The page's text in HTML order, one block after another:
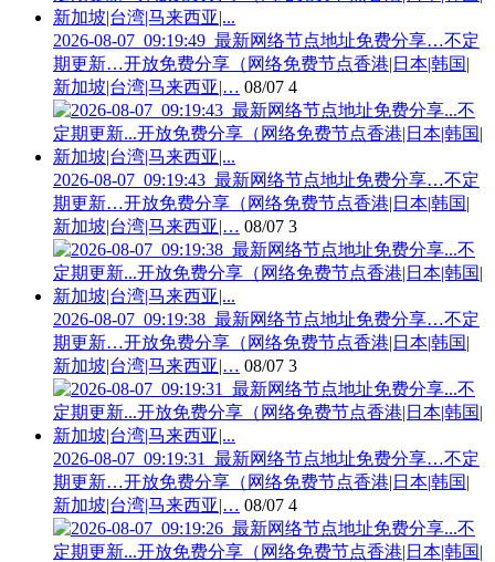
2026-08-07_09:19:49_最新网络节点地址免费分享…不定
期更新…开放免费分享（网络免费节点香港|日本|韩国|
新加坡|台湾|马来西亚|… 08/07 4
2026-08-07_09:19:43_最新网络节点地址免费分享…不定
期更新…开放免费分享（网络免费节点香港|日本|韩国|
新加坡|台湾|马来西亚|… 08/07 3
2026-08-07_09:19:38_最新网络节点地址免费分享…不定
期更新…开放免费分享（网络免费节点香港|日本|韩国|
新加坡|台湾|马来西亚|… 08/07 3
2026-08-07_09:19:31_最新网络节点地址免费分享…不定
期更新…开放免费分享（网络免费节点香港|日本|韩国|
新加坡|台湾|马来西亚|… 08/07 4